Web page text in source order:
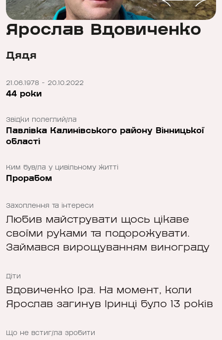
Ярослав Вдовиченко
Дядя
21.06.1978 - 20.10.2022
44 роки
Звідки полеглий/ла
Павлівка Калинівського району Вінницької
області
Ким був/ла у цивільному житті
Прорабом
Захоплення та інтереси
Любив майструвати щось цікаве
своїми руками та подорожувати.
Займався вирощуванням винограду
Діти
Вдовиченко Іра. На момент, коли
Ярослав загинув Іринці було 13 років
Що не встиг/ла зробити